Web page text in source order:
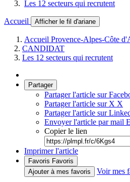
Les 12 secteurs qui recrutent
Accueil Afficher le fil d'ariane
Accueil Provence-Alpes-Côte
CANDIDAT
Les 12 secteurs qui recrutent
Partager
Partager l'article sur
Partager l'article sur X X
Partager l'article sur
Envoyer l'article par mail
Copier le lien
Imprimer l'article
Favoris Favoris
Ajouter à mes favoris
Voir mes